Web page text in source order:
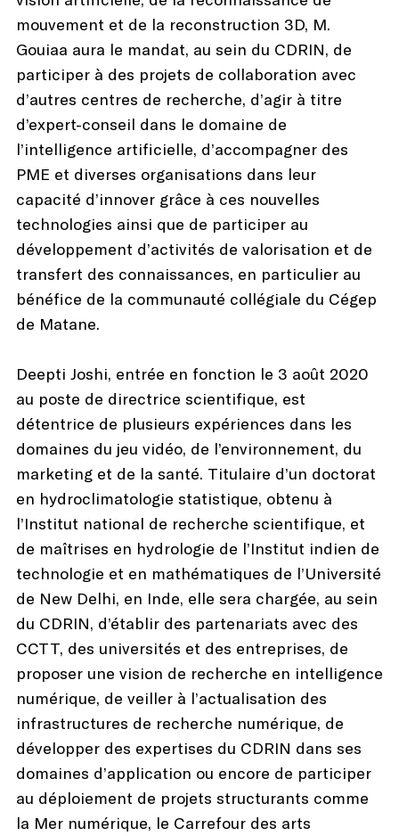
mouvement et de la reconstruction 3D, M.
Gouiaa aura le mandat, au sein du CDRIN, de
participer à des projets de collaboration avec
d’autres centres de recherche, d’agir à titre
d’expert-conseil dans le domaine de
l’intelligence artificielle, d’accompagner des
PME et diverses organisations dans leur
capacité d’innover grâce à ces nouvelles
technologies ainsi que de participer au
développement d’activités de valorisation et de
transfert des connaissances, en particulier au
bénéfice de la communauté collégiale du Cégep
de Matane.
Deepti Joshi, entrée en fonction le 3 août 2020
au poste de directrice scientifique, est
détentrice de plusieurs expériences dans les
domaines du jeu vidéo, de l’environnement, du
marketing et de la santé. Titulaire d’un doctorat
en hydroclimatologie statistique, obtenu à
l’Institut national de recherche scientifique, et
de maîtrises en hydrologie de l’Institut indien de
technologie et en mathématiques de l’Université
de New Delhi, en Inde, elle sera chargée, au sein
du CDRIN, d’établir des partenariats avec des
CCTT, des universités et des entreprises, de
proposer une vision de recherche en intelligence
numérique, de veiller à l’actualisation des
infrastructures de recherche numérique, de
développer des expertises du CDRIN dans ses
domaines d’application ou encore de participer
au déploiement de projets structurants comme
la Mer numérique, le Carrefour des arts